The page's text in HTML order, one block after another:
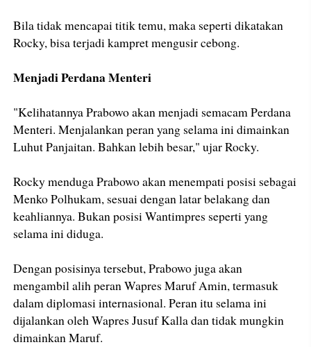
Bila tidak mencapai titik temu, maka seperti dikatakan
Rocky, bisa terjadi kampret mengusir cebong.
Menjadi Perdana Menteri
"Kelihatannya Prabowo akan menjadi semacam Perdana
Menteri. Menjalankan peran yang selama ini dimainkan
Luhut Panjaitan. Bahkan lebih besar," ujar Rocky.
Rocky menduga Prabowo akan menempati posisi sebagai
Menko Polhukam, sesuai dengan latar belakang dan
keahliannya. Bukan posisi Wantimpres seperti yang
selama ini diduga.
Dengan posisinya tersebut, Prabowo juga akan
mengambil alih peran Wapres Maruf Amin, termasuk
dalam diplomasi internasional. Peran itu selama ini
dijalankan oleh Wapres Jusuf Kalla dan tidak mungkin
dimainkan Maruf.